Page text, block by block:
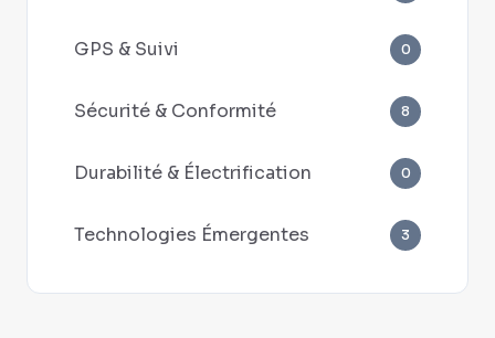
GPS & Suivi 0
Sécurité & Conformité 8
Durabilité & Électrification 0
Technologies Émergentes 3